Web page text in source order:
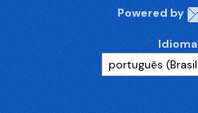
Powered by
Idioma